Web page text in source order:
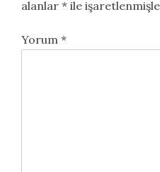
alanlar * ile
Yorum *